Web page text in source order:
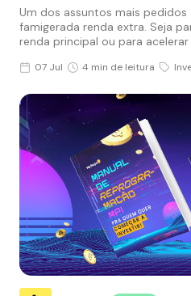
Um dos assuntos mais pedidos
famigerada renda extra. Seja
renda principal ou para acelerar
07 Jul 4 min de leitura